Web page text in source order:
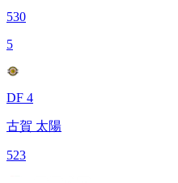
530
5
DF 4
古賀 太陽
523